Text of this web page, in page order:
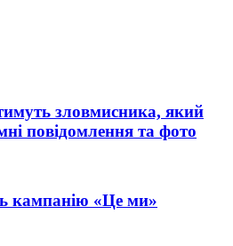
зловмисника, який
повідомлення та фото
кампанію «Це ми»